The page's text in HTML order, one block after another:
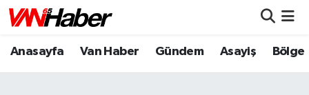
Anasayfa Van Haber Gündem Asayiş Bölge
Nöbetçi Eczaneler